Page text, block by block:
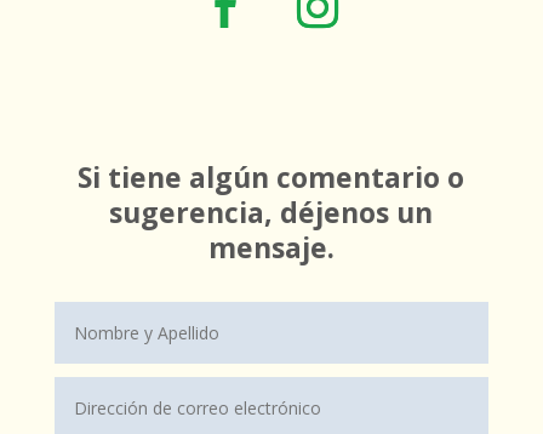
Si tiene algún comentario o
sugerencia, déjenos un
mensaje.